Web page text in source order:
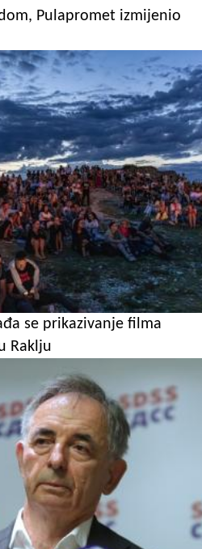
Pulapromet izmijenio
se prikazivanje filma
Raklju